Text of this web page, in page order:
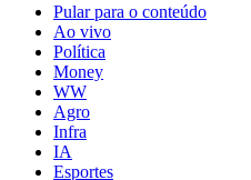
Pular para o conteúdo
Ao vivo
Política
Money
WW
Agro
Infra
IA
Esportes